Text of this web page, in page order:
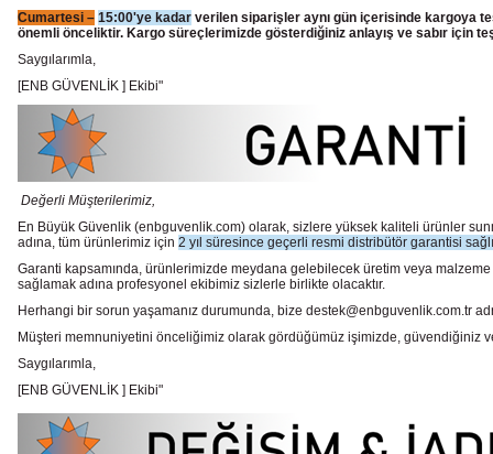
Cumartesi – 15:00'ye kadar verilen siparişler aynı gün içerisinde kargoya
önemli önceliktir. Kargo süreçlerimizde gösterdiğiniz anlayış ve sabır için
Saygılarımla,
[ENB GÜVENLİK ] Ekibi"
Değerli Müşterilerimiz,
En Büyük Güvenlik (enbguvenlik.com) olarak, sizlere yüksek kaliteli ürünler
adına, tüm ürünlerimiz için 2 yıl süresince geçerli resmi distribütör garantisi
Garanti kapsamında, ürünlerimizde meydana gelebilecek üretim veya
sağlamak adına profesyonel ekibimiz sizlerle birlikte olacaktır.
Herhangi bir sorun yaşamanız durumunda, bize destek@enbguvenlik.com.tr
Müşteri memnuniyetini önceliğimiz olarak gördüğümüz işimizde, güvendiğiniz
Saygılarımla,
[ENB GÜVENLİK ] Ekibi"